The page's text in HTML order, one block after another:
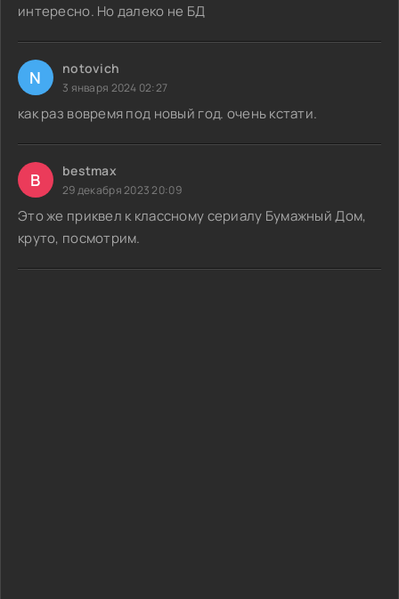
интересно. Но далеко не БД
N notovich
3 января 2024 02:27
как раз вовремя под новый год. очень кстати.
B bestmax
29 декабря 2023 20:09
Это же приквел к классному сериалу Бумажный Дом,
круто, посмотрим.